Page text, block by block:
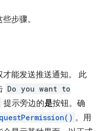
步骤。
能发送推送通知。 此
Do you want to
提示旁边的是按钮。确
。用